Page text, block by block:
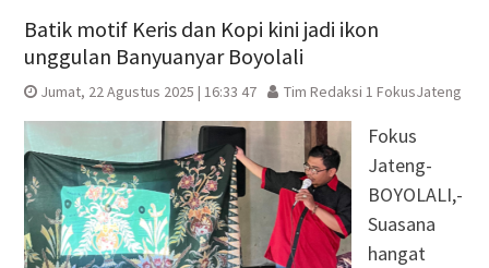
Batik motif Keris dan Kopi kini jadi ikon
unggulan Banyuanyar Boyolali
Jumat, 22 Agustus 2025 | 16:33 47 Tim Redaksi 1 FokusJateng
Fokus
Jateng-
BOYOLALI,-
Suasana
hangat